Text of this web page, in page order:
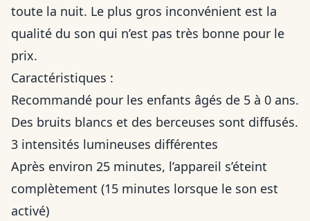
toute la nuit. Le plus gros inconvénient est la
qualité du son qui n’est pas très bonne pour le
prix.
Caractéristiques :
Recommandé pour les enfants âgés de 5 à 0 ans.
Des bruits blancs et des berceuses sont diffusés.
3 intensités lumineuses différentes
Après environ 25 minutes, l’appareil s’éteint
complètement (15 minutes lorsque le son est
activé)